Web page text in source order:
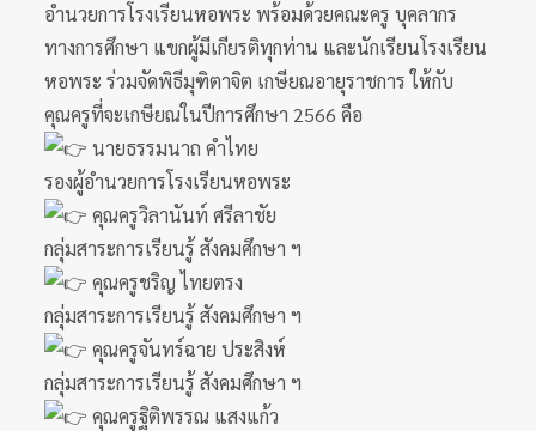
อำนวยการโรงเรียนหอพระ พร้อมด้วยคณะครู บุคลากร
ทางการศึกษา แขกผู้มีเกียรติทุกท่าน และนักเรียนโรงเรียน
หอพระ ร่วมจัดพิธีมุฑิตาจิต เกษียณอายุราชการ ให้กับ
คุณครูที่จะเกษียณในปีการศึกษา 2566 คือ
นายธรรมนาถ คำไทย
รองผู้อำนวยการโรงเรียนหอพระ
คุณครูวิลานันท์ ศรีลาชัย
กลุ่มสาระการเรียนรู้ สังคมศึกษา ฯ
คุณครูชริญ ไทยตรง
กลุ่มสาระการเรียนรู้ สังคมศึกษา ฯ
คุณครูจันทร์ฉาย ประสิงห์
กลุ่มสาระการเรียนรู้ สังคมศึกษา ฯ
คุณครูฐิติพรรณ แสงแก้ว